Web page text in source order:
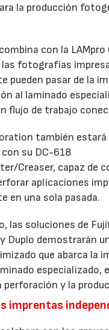
la producción
con la
las fotografías
pueden pasar de la
al laminado
flujo de trabajo
también
su DC-618
Creaser, capaz de
aplicaciones
en una sola pasada.
las soluciones de
Duplo demostrarán
que abarca la
especializado,
perforación y la
imprentas